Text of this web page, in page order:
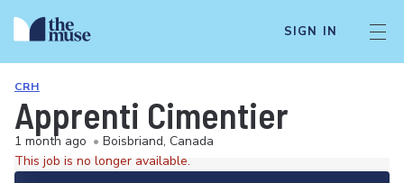
SIGN IN
CRH
Apprenti Cimentier
1 month ago • Boisbriand, Canada
This job is no longer available.